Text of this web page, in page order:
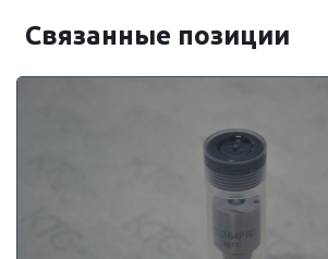
Связанные позиции